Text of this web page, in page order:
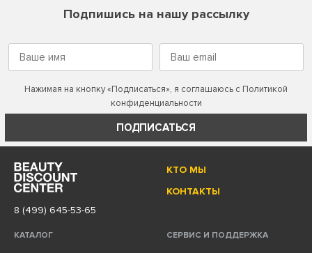
Подпишись на нашу рассылку
Нажимая на кнопку «Подписаться», я соглашаюсь с Политикой
конфиденциальности
ПОДПИСАТЬСЯ
КТО МЫ
КОНТАКТЫ
8 (499) 645-53-65
КАТАЛОГ СЕРВИС И ПОДДЕРЖКА